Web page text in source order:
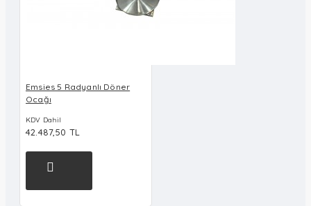
Emsies 5 Radyanlı Döner
Ocağı
KDV Dahil
42.487,50 TL